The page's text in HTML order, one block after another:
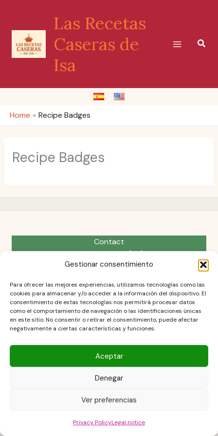
Gestionar consentimiento
Para ofrecer las mejores experiencias, utilizamos tecnologías como las
cookies para almacenar y/o acceder a la información del dispositivo. El
consentimiento de estas tecnologías nos permitirá procesar datos
como el comportamiento de navegación o las identificaciones únicas
en este sitio. No consentir o retirar el consentimiento, puede afectar
negativamente a ciertas características y funciones.
Aceptar
Denegar
Ver preferencias
Privacy PolicyLegal notice
content
Las Recetas
Caseras de
Isa
Home Recipe Badges
Recipe Badges
Contact
Cookies Policy (EU)
Disclaimer
Privacy Policy
terms and conditions
Copyright © 2026 Las Recetas Caseras de Isa. Powered by Las
Recetas Caseras de Isa